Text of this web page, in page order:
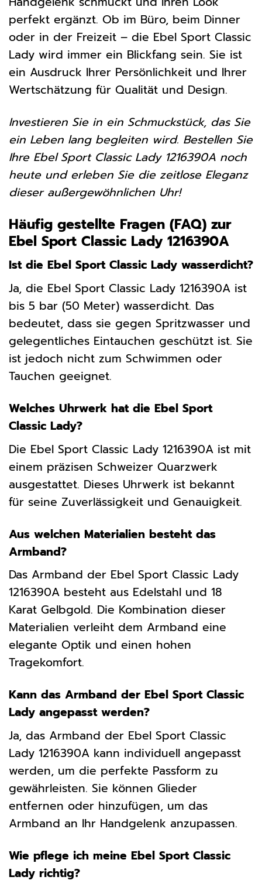
perfekt ergänzt. Ob im Büro, beim Dinner
oder in der Freizeit – die Ebel Sport Classic
Lady wird immer ein Blickfang sein. Sie ist
ein Ausdruck Ihrer Persönlichkeit und Ihrer
Wertschätzung für Qualität und Design.
Investieren Sie in ein Schmuckstück, das Sie
ein Leben lang begleiten wird. Bestellen Sie
Ihre Ebel Sport Classic Lady 1216390A noch
heute und erleben Sie die zeitlose Eleganz
dieser außergewöhnlichen Uhr!
Häufig gestellte Fragen (FAQ) zur
Ebel Sport Classic Lady 1216390A
Ist die Ebel Sport Classic Lady wasserdicht?
Ja, die Ebel Sport Classic Lady 1216390A ist
bis 5 bar (50 Meter) wasserdicht. Das
bedeutet, dass sie gegen Spritzwasser und
gelegentliches Eintauchen geschützt ist. Sie
ist jedoch nicht zum Schwimmen oder
Tauchen geeignet.
Welches Uhrwerk hat die Ebel Sport
Classic Lady?
Die Ebel Sport Classic Lady 1216390A ist mit
einem präzisen Schweizer Quarzwerk
ausgestattet. Dieses Uhrwerk ist bekannt
für seine Zuverlässigkeit und Genauigkeit.
Aus welchen Materialien besteht das
Armband?
Das Armband der Ebel Sport Classic Lady
1216390A besteht aus Edelstahl und 18
Karat Gelbgold. Die Kombination dieser
Materialien verleiht dem Armband eine
elegante Optik und einen hohen
Tragekomfort.
Kann das Armband der Ebel Sport Classic
Lady angepasst werden?
Ja, das Armband der Ebel Sport Classic
Lady 1216390A kann individuell angepasst
werden, um die perfekte Passform zu
gewährleisten. Sie können Glieder
entfernen oder hinzufügen, um das
Armband an Ihr Handgelenk anzupassen.
Wie pflege ich meine Ebel Sport Classic
Lady richtig?